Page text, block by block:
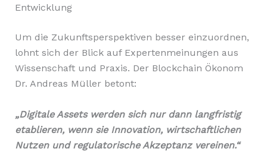
Entwicklung
Um die Zukunftsperspektiven besser einzuordnen,
lohnt sich der Blick auf Expertenmeinungen aus
Wissenschaft und Praxis. Der Blockchain Ökonom
Dr. Andreas Müller betont:
„Digitale Assets werden sich nur dann langfristig
etablieren, wenn sie Innovation, wirtschaftlichen
Nutzen und regulatorische Akzeptanz vereinen.“